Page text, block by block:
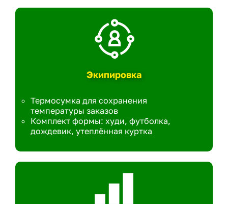
Экипировка
Термосумка для сохранения
температуры заказов
Комплект формы: худи, футболка,
дождевик, утеплённая куртка